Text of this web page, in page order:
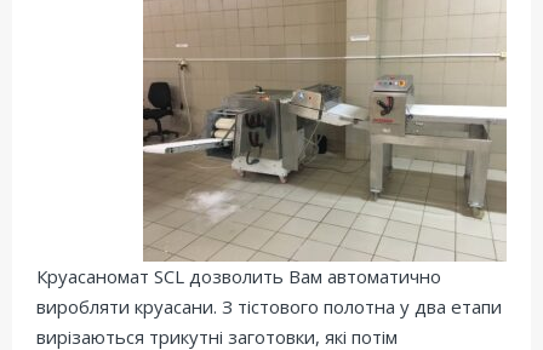
Круасаномат SCL дозволить Вам автоматично
виробляти круасани. З тістового полотна у два етапи
вирізаються трикутні заготовки, які потім